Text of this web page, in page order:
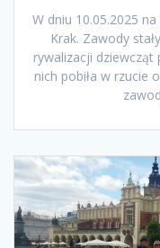
W dniu 10.05.2025
Krak. Zawody
rywalizacji dziewcząt
nich pobiła w rzucie